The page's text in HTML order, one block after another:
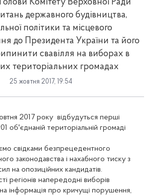
Комітету Верховної Ради
державного будівництва,
політики та місцевого
до Президента України та його
свавілля на виборах в
територіальних громадах
25 жовтня 2017, 19:54
2017 року відбудуться перші
об'єднаній територіальній громаді
свідками безпрецедентного
законодавства і нахабного тиску з
на опозиційних кандидатів.
регіонів напередодні виборів
інформація про кричущі порушення,